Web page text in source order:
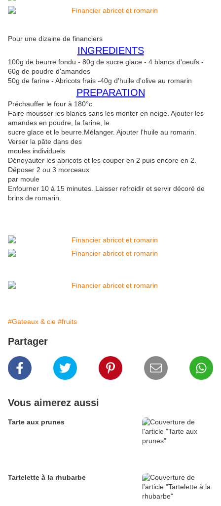
Pour une dizaine de financiers
INGREDIENTS
100g de beurre fondu - 80g de sucre glace - 4 blancs d'oeufs -
60g de poudre d'amandes
50g de farine - Abricots frais -40g d'huile d'olive au romarin
PREPARATION
Préchauffer le four à 180°c.
Faire mousser les blancs sans les monter en neige. Ajouter les
amandes en poudre, la farine, le
sucre glace et le beurre.Mélanger. Ajouter l'huile au romarin.
Verser la pâte dans des
moules individuels
Dénoyauter les abricots et les couper en 2 puis encore en 2.
Déposer 2 ou 3 morceaux
par moule
Enfourner 10 à 15 minutes. Laisser refroidir et servir décoré de
brins de romarin.
#Gateaux & cie #fruits
Partager
Vous aimerez aussi
Tarte aux prunes
Tartelette à la rhubarbe